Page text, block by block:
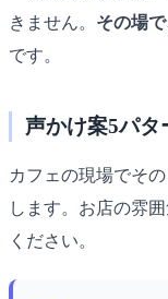
きません。 その場
です。
声かけ案5パタ
カフェの現場でそ
します。お店の雰
ください。